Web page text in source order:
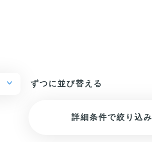
ずつに並び替える
詳細条件で絞り込み